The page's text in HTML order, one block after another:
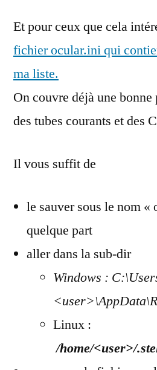
Et pour ceux que cela
fichier ocular.ini qui
ma liste.
On couvre déjà une
des tubes courants et des
Il vous suffit de
le sauver sous le nom «
quelque part
aller dans la sub-dir
Windows :
Linux :
/home/<user>/